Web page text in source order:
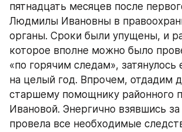
пятнадцать месяцев после
Людмилы Ивановны в
органы. Сроки были упущены, и
которое вполне можно было
«по горячим следам», затянулось
на целый год. Впрочем, отдадим
старшему помощнику районного
Ивановой. Энергично взявшись за
провела все необходимые